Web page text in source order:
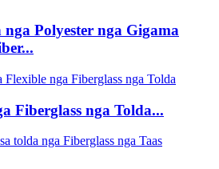
Polyester nga Gigama
Fiberglass nga Tolda...